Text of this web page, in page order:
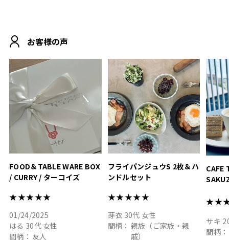
おうちカフェもお洒落にな
って嬉しい𖠚 ⡱
.
#hyacca #結婚祝い
素敵なギフトを
ありがとうございました
#hyacca #結婚祝い
#お祝い #プレゼント
真っ
いい
#結婚
淡色
結婚
色イ
お客様の声
FOOD＆TABLE WARE BOX
/ CURRY / ターコイズ
★★★★★
01/24/2025
はる 30代 女性
間柄： 友人
フライパンジュウS 2枚＆ハ
ンドルセット
★★★★★
芽衣 30代 女性
間柄： 親族（ご家族・親
戚）
CAFE
サキ
間柄：